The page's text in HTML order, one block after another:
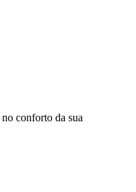
conforto da sua